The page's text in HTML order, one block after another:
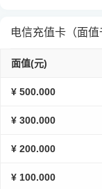
电信充值卡（面
面值(元)
¥ 500.000
¥ 300.000
¥ 200.000
¥ 100.000